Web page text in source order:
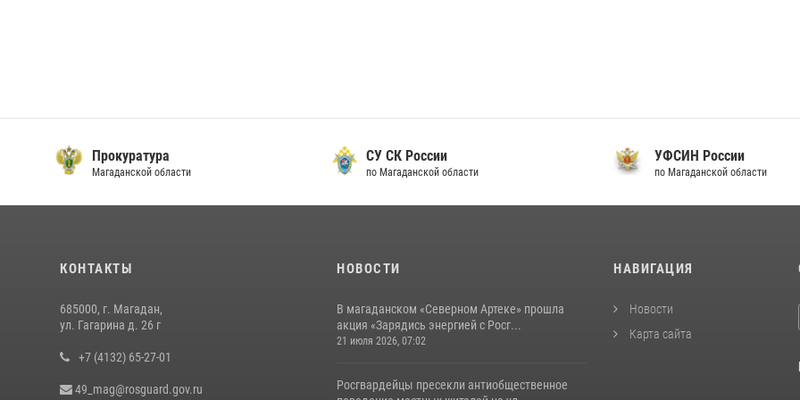
Прокуратура
Магаданской области
СУ СК России
по Магаданской области
УФСИН России
по Магаданской области
КОНТАКТЫ
685000, г. Магадан,
ул. Гагарина д. 26 г
+7 (4132) 65-27-01
49_mag@rosguard.gov.ru
НОВОСТИ
В магаданском «Северном Артеке» прошла
акция «Зарядись энергией с Росг...
21 июля 2026, 07:02
Росгвардейцы пресекли антиобщественное
НАВИГАЦИЯ
Новости
Карта сайта